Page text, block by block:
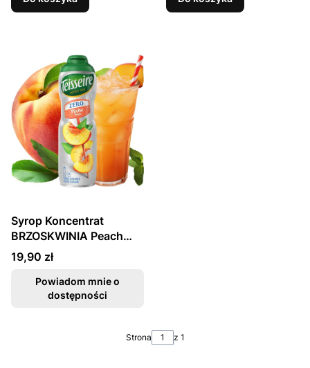
Syrop Koncentrat
BRZOSKWINIA Peach
BEZ CUKRU 600ml
TEISSEIRE
Cena
19,90 zł
Powiadom mnie o
dostępności
Strona z 1